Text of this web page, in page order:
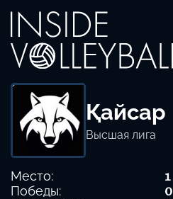
Қайсар
Высшая лига
Место:
1
Победы:
0